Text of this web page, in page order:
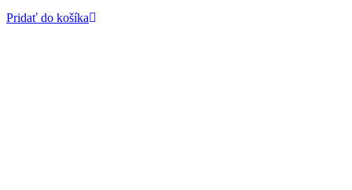
Pridať do košíka